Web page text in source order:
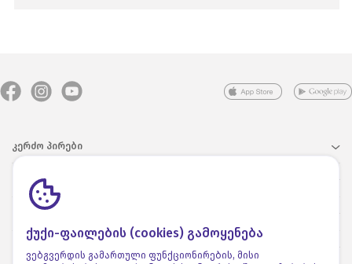
კერძო პირები
ბიზნესი
ქუქი-ფაილების (cookies) გამოყენება
ვებგვერდის გამართული ფუნქციონირების, მისი